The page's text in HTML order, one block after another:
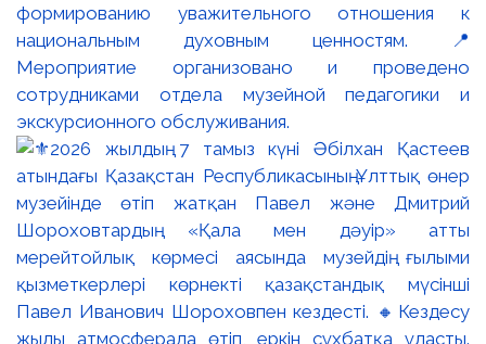
формированию уважительного отношения к
национальным духовным ценностям. 📍
Мероприятие организовано и проведено
сотрудниками отдела музейной педагогики и
экскурсионного обслуживания.